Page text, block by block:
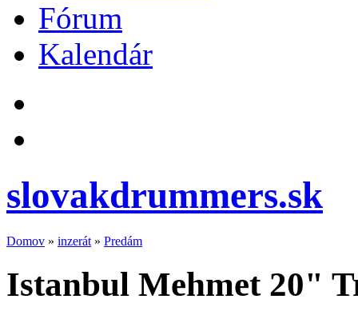
Fórum
Kalendár
slovakdrummers.sk
Domov » inzerát » Predám
Istanbul Mehmet 20"